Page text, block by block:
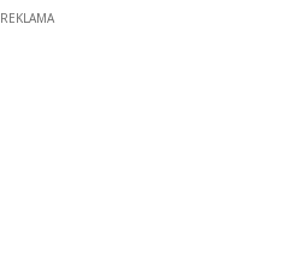
REKLAMA